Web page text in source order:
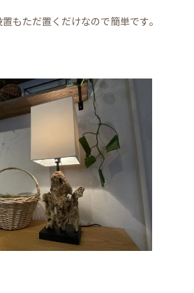
もただ置くだけなので簡単です。